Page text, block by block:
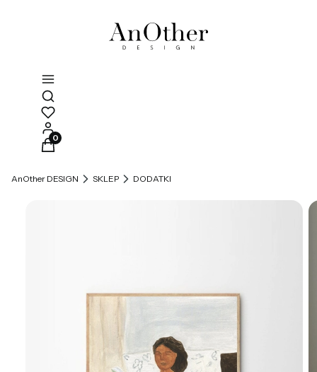
Otwórz wyszukiwarkę
Produkty w koszyku: 0. Zobacz szczegóły
AnOther DESIGN SKLEP DODATKI